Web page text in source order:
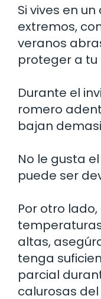
Si vives en
extremos,
veranos
proteger a tu
Durante el
romero
bajan
No le gusta
puede ser
Por otro
altas,
tenga
parcial
calurosas